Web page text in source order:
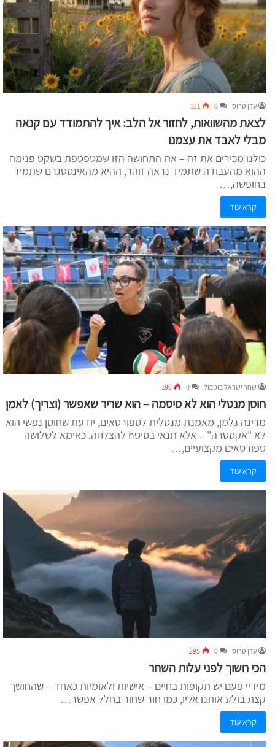
עדן טרוס 0
131
לצאת מהשוואות, לחזור אל הלב: איך להתמודד עם קנאה
מבלי לאבד את עצמנו
כולנו מכירים את זה – את התחושה הזו שמטפטפת בשקט פנימה
ההוא מהעבודה שתמיד נראה זוהר, ההיא מהאינסטגרם שתמיד
בחופשה,…
קרא עוד
שחר ישראל בוטבול 0
190
חוסן מנטלי הוא לא סיסמה – הוא שריר שאפשר (וצריך) לאמן
מרינה גלמן, מאמנת מנטלית לספורטאים, יודעת שחוסן נפשי הוא
לא "אקסטרה" – אלא תנאי בסיסh להצלחה. כאימא לשלושה
ספורטאים מקצועיים,…
קרא עוד
עדן טרוס 0
295
הכי חשוך לפני עלות השחר
מידיי פעם יש תקופות בחיים – אישיות ולאומיות כאחד – שהחושך
קצת בולע אותנו אליו, כמו חור שחור בחלל אפשר…
קרא עוד